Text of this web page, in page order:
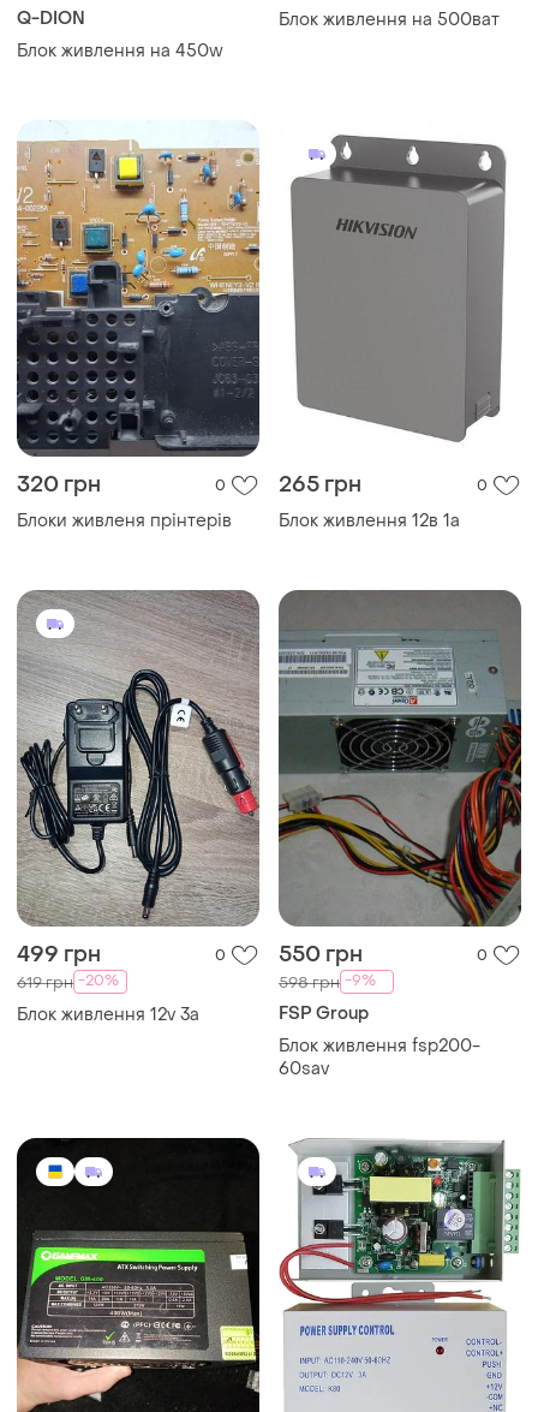
Q-DION
Блок живлення на 450w
Блок живлення на 500ват
320 грн 0
Блоки живленя прінтерів
265 грн 0
Блок живлення 12в 1а
499 грн 0
619 грн -20%
Блок живлення 12v 3a
550 грн 0
598 грн -9%
FSP Group
Блок живлення fsp200-
60sav